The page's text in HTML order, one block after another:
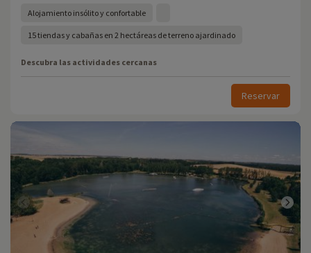
Alojamiento insólito y confortable
15 tiendas y cabañas en 2 hectáreas de terreno ajardinado
Descubra las actividades cercanas
Reservar